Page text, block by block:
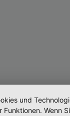
und
Wenn